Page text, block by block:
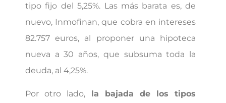
tipo fijo del 5,25%. Las más barata es, de
nuevo, Inmofinan, que cobra en intereses
82.757 euros, al proponer una hipoteca
nueva a 30 años, que subsuma toda la
deuda, al 4,25%.
Por otro lado,
la bajada de los tipos